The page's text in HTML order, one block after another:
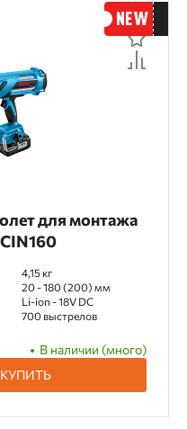
для монтажа
4,15 кг
20 - 180 (200) мм
Li-ion - 18V DC
700 выстрелов
В наличии (много)
КУПИТЬ